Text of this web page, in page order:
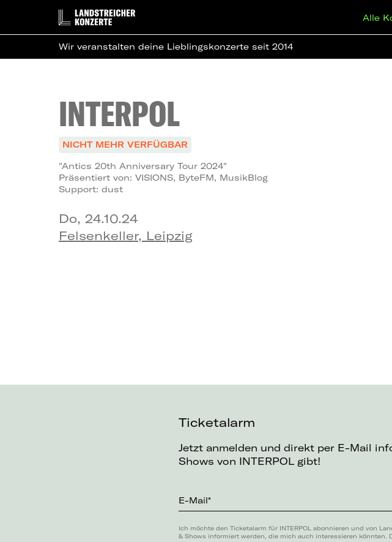
Alle
Wir veranstalten deine Lieblingskonzerte seit 2014
INTERPOL
NICHT MEHR VERFÜGBAR
"Antics 20th Anniversary Tour 2024"
Präsentiert von: VISIONS, ByteFM, MusikBlog
Support: dust
Do, 24.10.24
Felsenkeller, Leipzig
Ticketalarm
Jetzt anmelden und direkt per E-Mail
Shows von INTERPOL gibt!
E-Mail*
Ich möchte den Ticketalarm für INTERPOL abonnieren und von
& Shows informiert werden, die mich auch interessieren